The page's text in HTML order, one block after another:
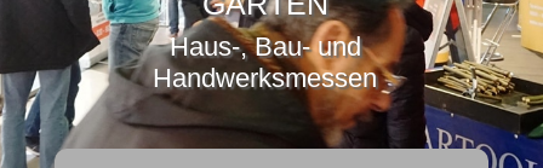
Haus-, Bau- und
Handwerksmessen